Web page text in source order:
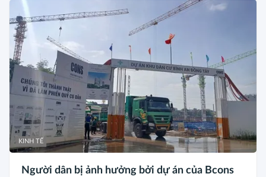
KINH TẾ
Người dân bị ảnh hưởng bởi dự án của Bcons